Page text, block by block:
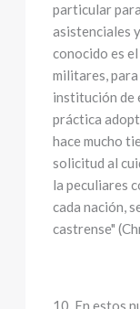
particular
asistenciales
conocido es
militares,
institución de
práctica
hace mucho
solicitud al
la peculiares
cada nación,
castrense"
10. En estos